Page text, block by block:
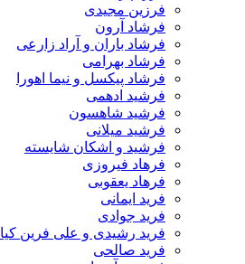
فرزین مجیدی
فرشاد آرون
فرشاد باران و آراد زارعی
فرشاد بهرامی
فرشاد پیکسل و نیما اهورا
فرشید ادهمی
فرشید شاهسون
فرشید میلانی
فرشید و اشکان شایسته
فرهاد فیروزی
فرهاد یعقوبی
فرید ایمانی
فرید جوادی
فرید رشیدی و علی فرین کیا
فرید صالحی